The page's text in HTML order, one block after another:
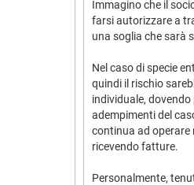
Immagino che il
farsi autorizzare a
una soglia che sarà
Nel caso di specie
quindi il rischio
individuale,
adempimenti del
continua ad operare
ricevendo fatture.
Personalmente,